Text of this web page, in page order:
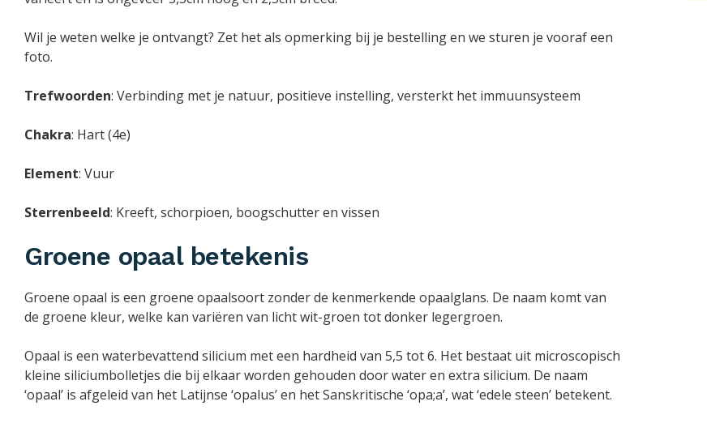
Wil je weten welke je ontvangt? Zet het als opmerking bij je bestelling en we sturen je vooraf een
foto.
Trefwoorden: Verbinding met je natuur, positieve instelling, versterkt het immuunsysteem
Chakra: Hart (4e)
Element: Vuur
Sterrenbeeld: Kreeft, schorpioen, boogschutter en vissen
Groene opaal betekenis
Groene opaal is een groene opaalsoort zonder de kenmerkende opaalglans. De naam komt van
de groene kleur, welke kan variëren van licht wit-groen tot donker legergroen.
Opaal is een waterbevattend silicium met een hardheid van 5,5 tot 6. Het bestaat uit microscopisch
kleine siliciumbolletjes die bij elkaar worden gehouden door water en extra silicium. De naam
‘opaal’ is afgeleid van het Latijnse ‘opalus’ en het Sanskritische ‘opa;a’, wat ‘edele steen’ betekent.